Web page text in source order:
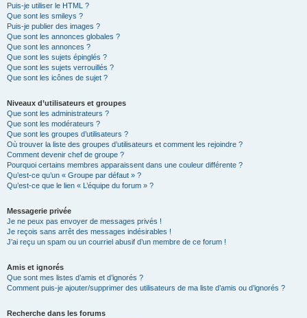
Puis-je utiliser le HTML ?
Que sont les smileys ?
Puis-je publier des images ?
Que sont les annonces globales ?
Que sont les annonces ?
Que sont les sujets épinglés ?
Que sont les sujets verrouillés ?
Que sont les icônes de sujet ?
Niveaux d’utilisateurs et groupes
Que sont les administrateurs ?
Que sont les modérateurs ?
Que sont les groupes d’utilisateurs ?
Où trouver la liste des groupes d’utilisateurs et comment les rejoindre ?
Comment devenir chef de groupe ?
Pourquoi certains membres apparaissent dans une couleur différente ?
Qu’est-ce qu’un « Groupe par défaut » ?
Qu’est-ce que le lien « L’équipe du forum » ?
Messagerie privée
Je ne peux pas envoyer de messages privés !
Je reçois sans arrêt des messages indésirables !
J’ai reçu un spam ou un courriel abusif d’un membre de ce forum !
Amis et ignorés
Que sont mes listes d’amis et d’ignorés ?
Comment puis-je ajouter/supprimer des utilisateurs de ma liste d’amis ou d’ignorés ?
Recherche dans les forums